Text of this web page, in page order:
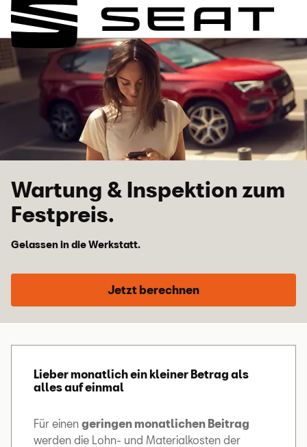
Wartung & Inspektion zum
Festpreis.
Gelassen in die Werkstatt.
Jetzt berechnen
Lieber monatlich ein kleiner Betrag als
alles auf einmal
Für einen geringen monatlichen Beitrag
werden die Lohn- und Materialkosten der